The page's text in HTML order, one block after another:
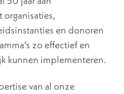
en donoren
zo effectief en
kunnen implementeren.
van al onze